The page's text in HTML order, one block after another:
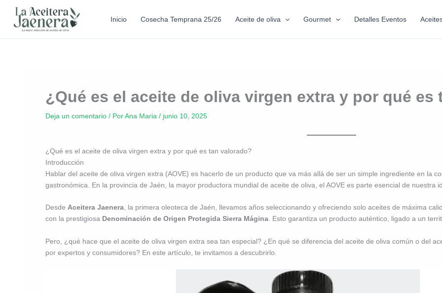
Inicio Cosecha Temprana 25/26 Aceite de oliva Gourmet Detalles Eventos
¿Qué es el aceite de oliva virgen extra y por qué es
Deja un comentario / PorAna Maria / junio 10, 2025
¿Qué es el aceite de oliva virgen extra y por qué es tan valorado?
Introducción
Hablar del aceite de oliva virgen extra (AOVE) es hacerlo de un producto que va más allá de ser un simple ingrediente en la
gastronómica. En la provincia de Jaén, la mayor productora mundial de aceite de oliva, el AOVE es parte esencial de nuestra
Desde Aceitera Jaenera, la primera oleoteca de Jaén, llevamos años seleccionando y ofreciendo solo aceites de máxima
con la prestigiosa Denominación de Origen Protegida Sierra Mágina. Esto garantiza un producto auténtico, ligado a un
Pero, ¿qué hace que el aceite de oliva virgen extra sea tan especial? ¿En qué se diferencia del aceite de oliva común o del
por expertos y consumidores? En este artículo, te invitamos a descubrirlo.